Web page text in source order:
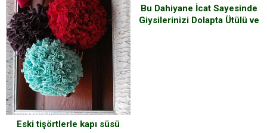
Eski tişörtlerle kapı süsü
Bu Dahiyane İcat Sayesinde
Giysilerinizi Dolapta Ütülü ve